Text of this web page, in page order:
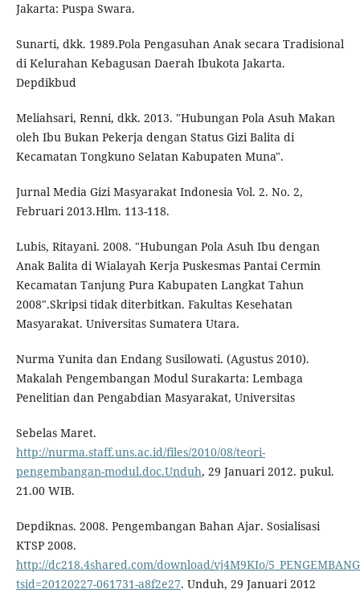
Jakarta: Puspa Swara.
Sunarti, dkk. 1989.Pola Pengasuhan Anak secara Tradisional
di Kelurahan Kebagusan Daerah Ibukota Jakarta.
Depdikbud
Meliahsari, Renni, dkk. 2013. "Hubungan Pola Asuh Makan
oleh Ibu Bukan Pekerja dengan Status Gizi Balita di
Kecamatan Tongkuno Selatan Kabupaten Muna".
Jurnal Media Gizi Masyarakat Indonesia Vol. 2. No. 2,
Februari 2013.Hlm. 113-118.
Lubis, Ritayani. 2008. "Hubungan Pola Asuh Ibu dengan
Anak Balita di Wialayah Kerja Puskesmas Pantai Cermin
Kecamatan Tanjung Pura Kabupaten Langkat Tahun
2008".Skripsi tidak diterbitkan. Fakultas Kesehatan
Masyarakat. Universitas Sumatera Utara.
Nurma Yunita dan Endang Susilowati. (Agustus 2010).
Makalah Pengembangan Modul Surakarta: Lembaga
Penelitian dan Pengabdian Masyarakat, Universitas
Sebelas Maret.
http://nurma.staff.uns.ac.id/files/2010/08/teori-
pengembangan-modul.doc.Unduh, 29 Januari 2012. pukul.
21.00 WIB.
Depdiknas. 2008. Pengembangan Bahan Ajar. Sosialisasi
KTSP 2008.
http://dc218.4shared.com/download/vj4M9KIo/
tsid=20120227-061731-a8f2e27. Unduh, 29 Januari 2012